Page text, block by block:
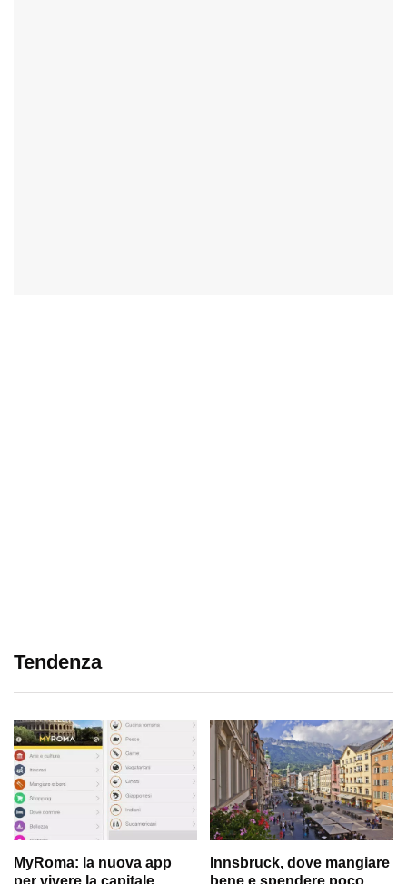
Tendenza
MyRoma: la nuova app
per vivere la capitale
Innsbruck, dove mangiare
bene e spendere poco